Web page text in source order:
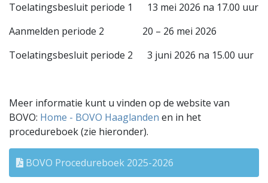
Toelatingsbesluit periode 1 13 mei 2026 na 17.00 uur
Aanmelden periode 2 20 – 26 mei 2026
Toelatingsbesluit periode 2 3 juni 2026 na 15.00 uur
Meer informatie kunt u vinden op de website van
BOVO: Home - BOVO Haaglanden en in het
procedureboek (zie hieronder).
BOVO Procedureboek 2025-2026